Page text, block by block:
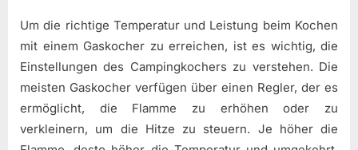
Um die richtige Temperatur und Leistung beim Kochen
mit einem Gaskocher zu erreichen, ist es wichtig, die
Einstellungen des Campingkochers zu verstehen. Die
meisten Gaskocher verfügen über einen Regler, der es
ermöglicht, die Flamme zu erhöhen oder zu
verkleinern, um die Hitze zu steuern. Je höher die